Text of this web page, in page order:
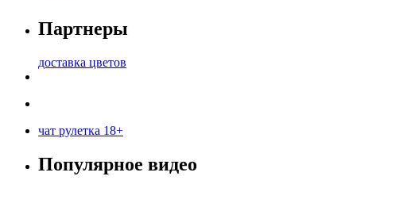
Партнеры
доставка цветов
чат рулетка 18+
Популярное видео